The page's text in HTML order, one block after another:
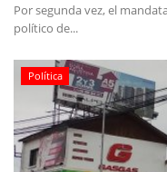
Por segunda vez, el
político de...
Política